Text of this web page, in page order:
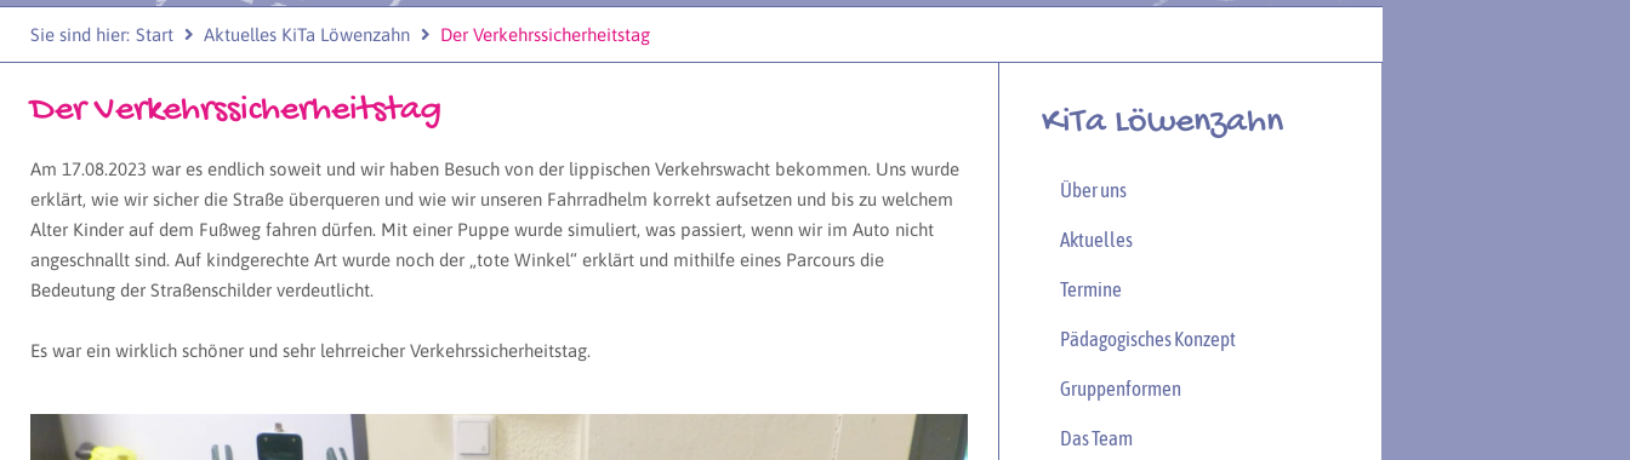
Sie sind hier: Start Aktuelles KiTa Löwenzahn Der Verkehrssicherheitstag
Der Verkehrssicherheitstag
Am 17.08.2023 war es endlich soweit und wir haben Besuch von der lippischen Verkehrswacht bekommen. Uns wurde
erklärt, wie wir sicher die Straße überqueren und wie wir unseren Fahrradhelm korrekt aufsetzen und bis zu welchem
Alter Kinder auf dem Fußweg fahren dürfen. Mit einer Puppe wurde simuliert, was passiert, wenn wir im Auto nicht
angeschnallt sind. Auf kindgerechte Art wurde noch der „tote Winkel“ erklärt und mithilfe eines Parcours die
Bedeutung der Straßenschilder verdeutlicht.
Es war ein wirklich schöner und sehr lehrreicher Verkehrssicherheitstag.
KiTa Löwenzahn
Über uns
Aktuelles
Termine
Pädagogisches Konzept
Gruppenformen
Das Team